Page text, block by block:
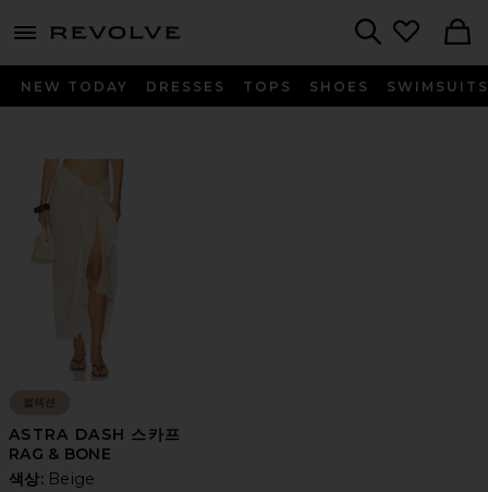
menu - shows more content
NEW TODAY DRESSES TOPS SHOES SWIMSUITS
컬렉션
ASTRA DASH 스카프
RAG & BONE
색상: Beige